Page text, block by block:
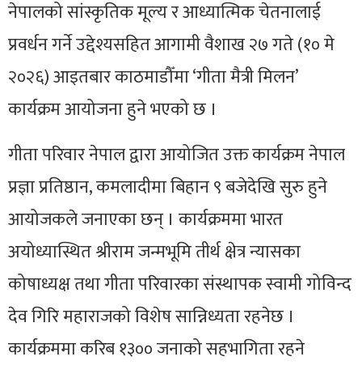
नेपालको सांस्कृतिक मूल्य र आध्यात्मिक चेतनालाई
प्रवर्धन गर्ने उद्देश्यसहित आगामी वैशाख २७ गते (१० मे
२०२६) आइतबार काठमाडौँमा ‘गीता मैत्री मिलन’
कार्यक्रम आयोजना हुने भएको छ ।
गीता परिवार नेपाल द्वारा आयोजित उक्त कार्यक्रम नेपाल
प्रज्ञा प्रतिष्ठान, कमलादीमा बिहान ९ बजेदेखि सुरु हुने
आयोजकले जनाएका छन् । कार्यक्रममा भारत
अयोध्यास्थित श्रीराम जन्मभूमि तीर्थ क्षेत्र न्यासका
कोषाध्यक्ष तथा गीता परिवारका संस्थापक स्वामी गोविन्द
देव गिरि महाराजको विशेष सान्निध्यता रहनेछ ।
कार्यक्रममा करिब १३०० जनाको सहभागिता रहने